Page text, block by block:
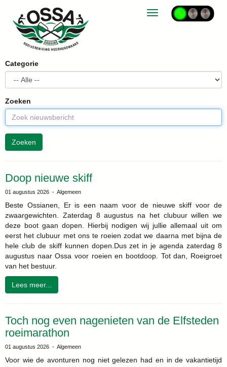
Toggle navigation
Categorie
Zoeken
Zoeken
Doop nieuwe skiff
01 augustus 2026 - Algemeen
Beste Ossianen, Er is een naam voor de nieuwe skiff voor de
zwaargewichten. Zaterdag 8 augustus na het clubuur willen we
deze boot gaan dopen. Hierbij nodigen wij jullie allemaal uit om
eerst het clubuur met ons te roeien zodat we daarna met bijna de
hele club de skiff kunnen dopen.Dus zet in je agenda zaterdag 8
augustus naar Ossa voor roeien en bootdoop. Tot dan, Roeigroet
van het bestuur.
Lees meer...
Toch nog even nagenieten van de Elfsteden
roeimarathon
01 augustus 2026 - Algemeen
Voor wie de avonturen nog niet gelezen had en in de vakantietijd